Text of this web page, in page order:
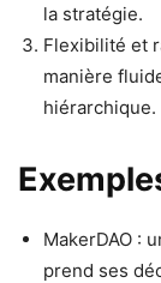
la stratégie.
Flexibilité et
manière
hiérarchique.
MakerDAO :
prend ses